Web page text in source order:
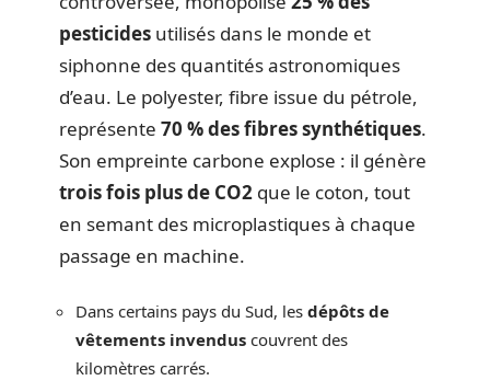
pesticides utilisés dans le monde et
siphonne des quantités astronomiques
d’eau. Le polyester, fibre issue du pétrole,
représente 70 % des fibres synthétiques.
Son empreinte carbone explose : il génère
trois fois plus de CO2 que le coton, tout
en semant des microplastiques à chaque
passage en machine.
Dans certains pays du Sud, les dépôts de
vêtements invendus couvrent des
kilomètres carrés.